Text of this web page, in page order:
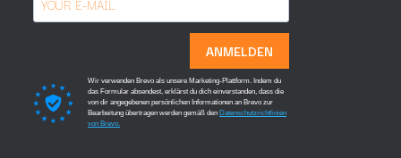
ANMELDEN
Wir verwenden Brevo als unsere Marketing-Plattform. Indem du
das Formular absendest, erklärst du dich einverstanden, dass die
von dir angegebenen persönlichen Informationen an Brevo zur
Bearbeitung übertragen werden gemäß den Datenschutzrichtlinien
von Brevo.